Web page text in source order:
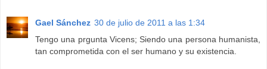
Gael Sánchez 30 de julio de 2011 a las 1:34
Tengo una prgunta Vicens; Siendo una persona humanista,
tan comprometida con el ser humano y su existencia.